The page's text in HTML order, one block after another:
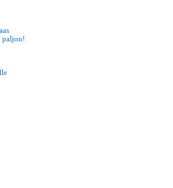
paljon!